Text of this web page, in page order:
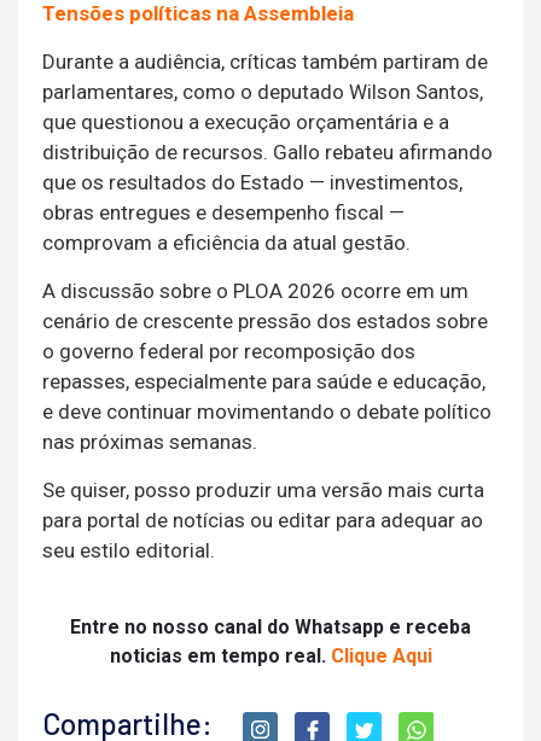
Tensões políticas na Assembleia
Durante a audiência, críticas também partiram de
parlamentares, como o deputado Wilson Santos,
que questionou a execução orçamentária e a
distribuição de recursos. Gallo rebateu afirmando
que os resultados do Estado — investimentos,
obras entregues e desempenho fiscal —
comprovam a eficiência da atual gestão.
A discussão sobre o PLOA 2026 ocorre em um
cenário de crescente pressão dos estados sobre
o governo federal por recomposição dos
repasses, especialmente para saúde e educação,
e deve continuar movimentando o debate político
nas próximas semanas.
Se quiser, posso produzir uma versão mais curta
para portal de notícias ou editar para adequar ao
seu estilo editorial.
Entre no nosso canal do Whatsapp e receba
noticias em tempo real. Clique Aqui
Compartilhe: